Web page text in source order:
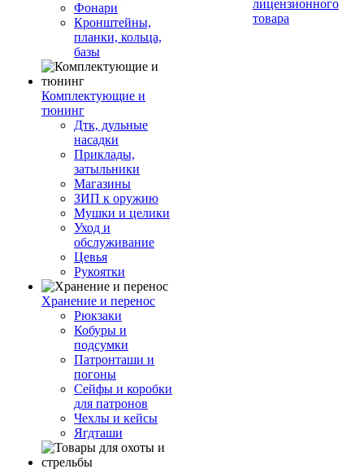
Фонари
Кронштейны,
планки, кольца,
базы
Комплектующие и
тюнинг
Дтк, дульные
насадки
Приклады,
затыльники
Магазины
ЗИП к оружию
Мушки и целики
Уход и
обслуживание
Цевья
Рукоятки
Хранение и перенос
Рюкзаки
Кобуры и
подсумки
Патронташи и
погоны
Сейфы и коробки
для патронов
Чехлы и кейсы
Ягдташи
лицензионного
товара